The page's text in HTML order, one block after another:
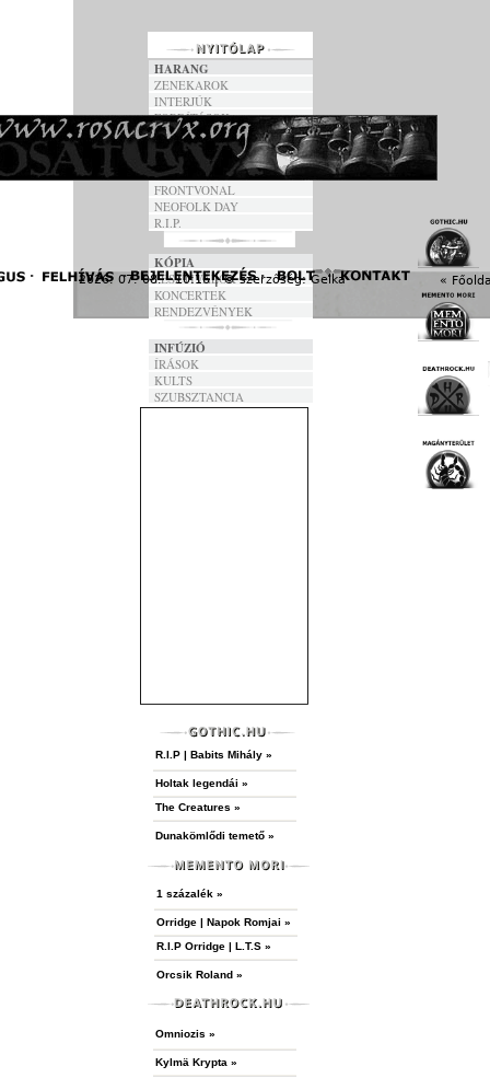
2026. 07. 08. - 10:16 | © szerzőség:Gelka «
HARANG
ZENEKAROK
INTERJÚK
FORDÍTÁSOK
DALSZÖVEGEK
ANNO
FRONTVONAL
NEOFOLK DAY
R.I.P.
KÓPIA
FESZTIVÁLOK
KONCERTEK
RENDEZVÉNYEK
INFÚZIÓ
ÍRÁSOK
KULTS
SZUBSZTANCIA
R.I.P | Babits Mihály »
Holtak legendái »
The Creatures »
Dunakömlődi temető »
1 százalék »
Orridge | Napok Romjai »
R.I.P Orridge | L.T.S »
Orcsik Roland »
Omniozis »
Kylmä Krypta »